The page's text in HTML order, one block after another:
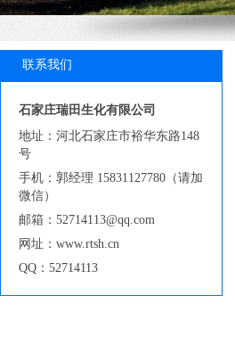
联系我们
石家庄瑞田生化有限公司
地址：河北石家庄市裕华东路148
号
手机：郭经理 15831127780（请加
微信）
邮箱：52714113@qq.com
网址：www.rtsh.cn
QQ：52714113